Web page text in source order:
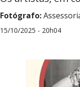
Fotógrafo:
15/10/2025 - 20h04